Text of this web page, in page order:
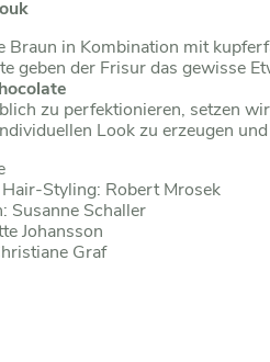
Braun in Kombination mit
geben der Frisur das gewisse
zu perfektionieren, setzen
Look zu erzeugen
Styling: Robert Mrosek
Susanne Schaller
Johansson
Graf